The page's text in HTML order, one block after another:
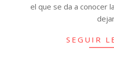
el que se da a conocer
SEGUIR